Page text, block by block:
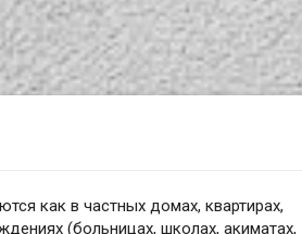
как в частных домах, квартирах,
(больницах, школах, акиматах,